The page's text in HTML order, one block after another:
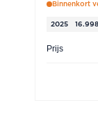
Comfort en
instelbare
Binnenkort
2025
Prijs